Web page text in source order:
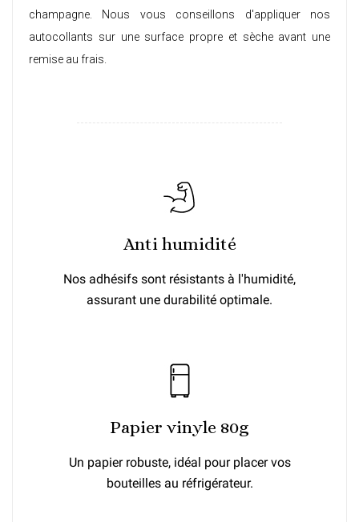
champagne. Nous vous conseillons d'appliquer nos
autocollants sur une surface propre et sèche avant une
remise au frais.
Anti humidité
Nos adhésifs sont résistants à l'humidité,
assurant une durabilité optimale.
Papier vinyle 80g
Un papier robuste, idéal pour placer vos
bouteilles au réfrigérateur.